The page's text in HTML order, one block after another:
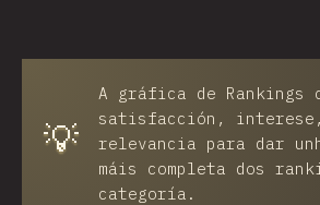
💡
A gráfica de Rankings
satisfacción,
relevancia para dar
máis completa dos
categoría.